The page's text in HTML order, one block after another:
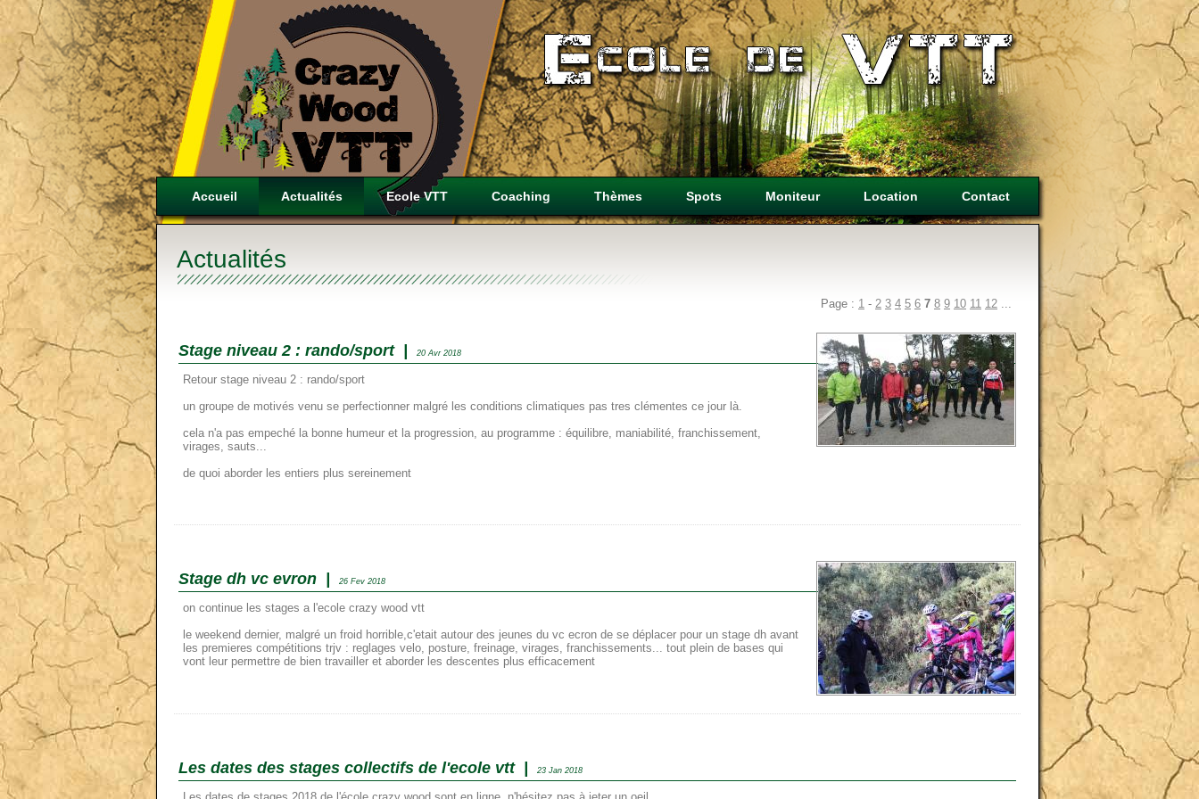
Accueil Actualités Ecole VTT Coaching Thèmes Spots Moniteur Location Contact
Actualités
Page : 1 - 2 3 4 5 6 7 8 9 10 11 12 ...
Stage niveau 2 : rando/sport | 20 Avr 2018
Retour stage niveau 2 : rando/sport
un groupe de motivés venu se perfectionner malgré les conditions climatiques pas tres clémentes ce jour là.
cela n'a pas empeché la bonne humeur et la progression, au programme : équilibre, maniabilité, franchissement,
virages, sauts...
de quoi aborder les entiers plus sereinement
Stage dh vc evron | 26 Fev 2018
on continue les stages a l'ecole crazy wood vtt
le weekend dernier, malgré un froid horrible,c'etait autour des jeunes du vc ecron de se déplacer pour un stage dh avant
les premieres compétitions trjv : reglages velo, posture, freinage, virages, franchissements... tout plein de bases qui
vont leur permettre de bien travailler et aborder les descentes plus efficacement
Les dates des stages collectifs de l'ecole vtt | 23 Jan 2018